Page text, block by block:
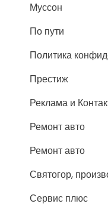
Муссон
По пути
Политика
Престиж
Реклама и
Ремонт авто
Ремонт авто
Святогор,
Сервис плюс